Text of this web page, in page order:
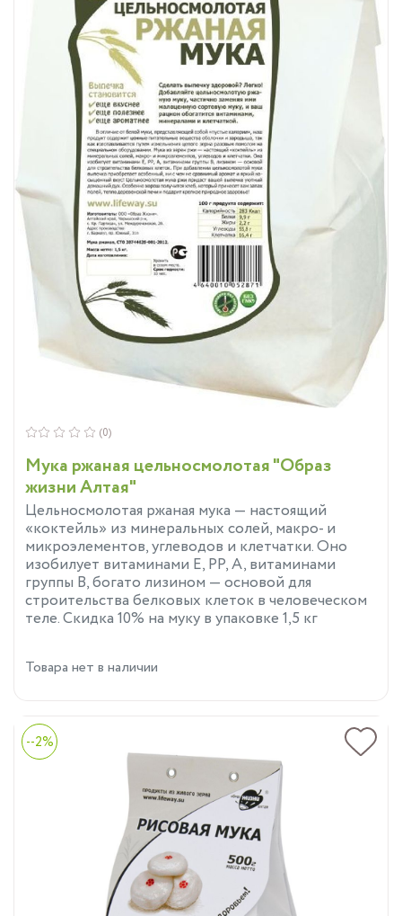
Мука ржаная цельносмолотая "Образ
жизни Алтая"
Цельносмолотая ржаная мука — настоящий
«коктейль» из минеральных солей, макро- и
микроэлементов, углеводов и клетчатки. Оно
изобилует витаминами Е, РР, А, витаминами
группы В, богато лизином — основой для
строительства белковых клеток в человеческом
теле. Скидка 10% на муку в упаковке 1,5 кг
(0)
Товара нет в наличии
--2%